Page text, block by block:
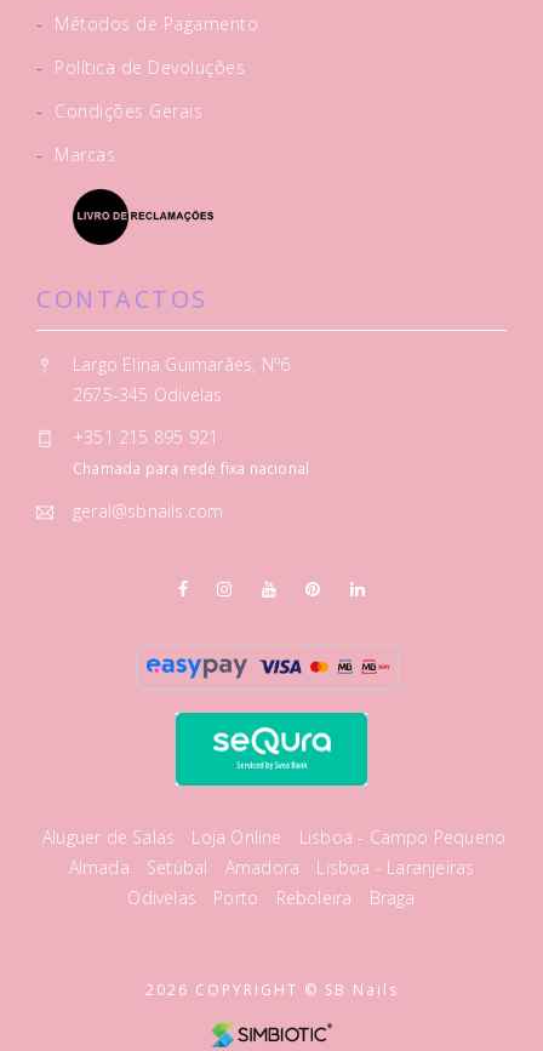
-
Métodos de Pagamento
-
Política de Devoluções
-
Condições Gerais
-
Marcas
CONTACTOS
Largo Elina Guimarães, Nº6
2675-345 Odivelas
+351 215 895 921
Chamada para rede fixa nacional
geral@sbnails.com
Aluguer de Salas Loja Online
Lisboa - Campo Pequeno
Almada
Setúbal Amadora
Lisboa - Laranjeiras
Odivelas
Porto Reboleira Braga
2026 COPYRIGHT © SB Nails